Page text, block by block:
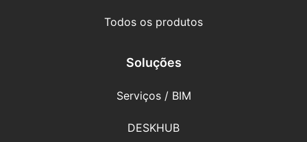
Todos os produtos
Soluções
Serviços / BIM
DESKHUB